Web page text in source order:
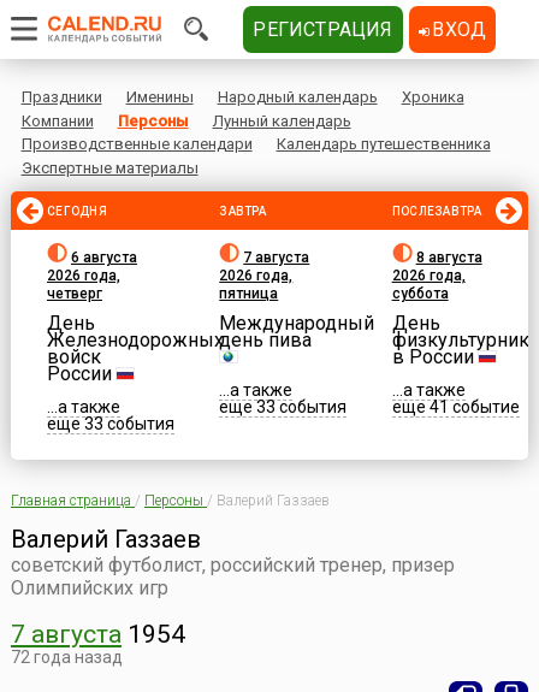
Праздники Именины Народный календарь
Хроника
Компании
Персоны
Лунный календарь
Производственные календари
Календарь путешественника
Экспертные материалы
СЕГОДНЯ
6 августа
2026 года,
четверг
День
Железнодорожных
войск
России
...а также
еще 33 события
ЗАВТРА
7 августа
2026 года,
пятница
Международный
день пива
...а также
еще 33 события
ПОСЛЕЗАВТРА
8 августа
2026 года,
суббота
День
физкультурника
в России
...а также
еще 41 событие
Главная страница / Персоны / Валерий Газзаев
Валерий Газзаев
советский футболист, российский тренер, призер
Олимпийских игр
7 августа1954
72 года назад
РЕГИСТРАЦИЯ ВХОД